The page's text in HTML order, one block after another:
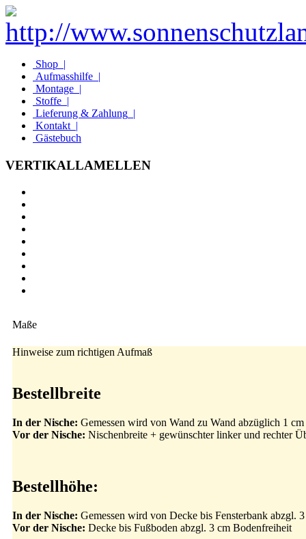
Shop |
Aufmasshilfe |
Montage |
Stoffe |
Lieferung & Zahlung |
Kontakt |
Gästebuch
VERTIKALLAMELLEN
Maße
Hinweise zum richtigen Aufmaß
Bestellbreite
In der Nische: Gemessen wird von Wand zu Wand abzüglich 1 cm
Vor der Nische: Nischenbreite + gewünschter linker und rechter
Bestellhöhe:
In der Nische: Gemessen wird von Decke bis Fensterbank abzgl.
Vor der Nische: Decke bis Fußboden abzgl. 3 cm Bodenfreiheit